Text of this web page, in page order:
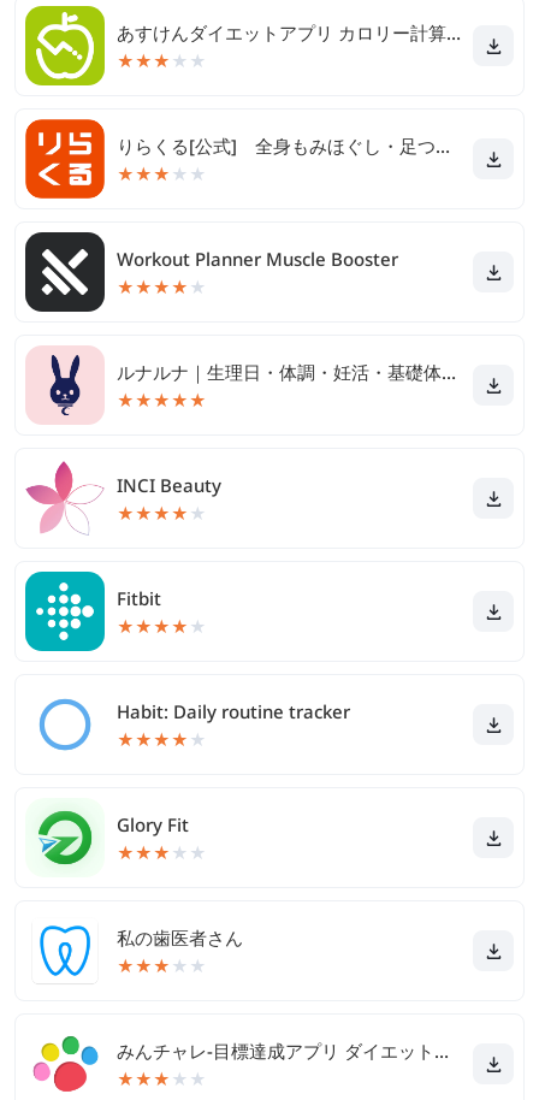
あすけんダイエットアプリ カロリー計算や食事記録でダイエット
★★★ ★ ★
りらくる[公式] 全身もみほぐし・足つぼ＆フットケア
★★★ ★ ★
Workout Planner Muscle Booster
★★★★ ★
ルナルナ｜生理日・体調・妊活・基礎体温・ピル服薬管理も！
★★★★★
INCI Beauty
★★★★ ★
Fitbit
★★★★ ★
Habit: Daily routine tracker
★★★★ ★
Glory Fit
★★★ ★ ★
私の歯医者さん
★★★ ★ ★
みんチャレ-目標達成アプリ ダイエットも禁煙も継続して習慣化
★★★ ★ ★